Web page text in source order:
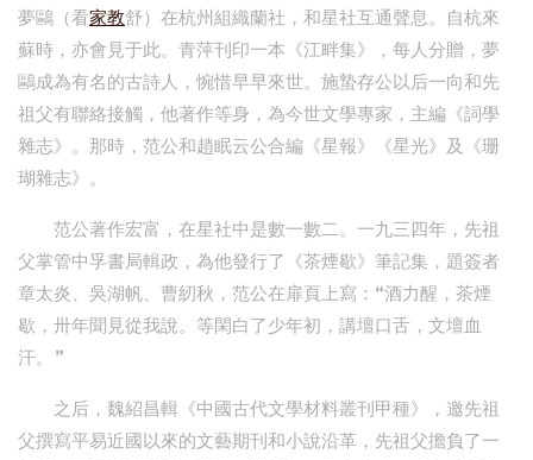
夢鷗（看家教舒）在杭州組織蘭社，和星社互通聲息。自杭來
蘇時，亦會見于此。青萍刊印一本《江畔集》，每人分贈，夢
鷗成為有名的古詩人，惋惜早早來世。施蟄存公以后一向和先
祖父有聯絡接觸，他著作等身，為今世文學專家，主編《詞學
雜志》。那時，范公和趙眠云公合編《星報》《星光》及《珊
瑚雜志》。
范公著作宏富，在星社中是數一數二。一九三四年，先祖
父掌管中孚書局輯政，為他發行了《茶煙歇》筆記集，題簽者
章太炎、吳湖帆、曹紉秋，范公在扉頁上寫：“酒力醒，茶煙
歇，卅年聞見從我說。等閑白了少年初，講壇口舌，文壇血
汗。”
之后，魏紹昌輯《中國古代文學材料叢刊甲種》，邀先祖
父撰寫平易近國以來的文藝期刊和小說沿革，先祖父擔負了一